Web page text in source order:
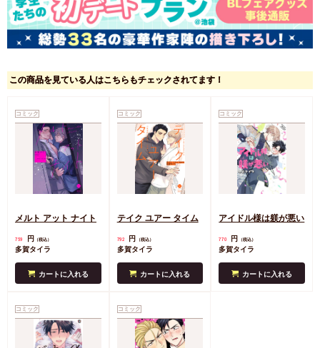
この商品を見ている人はこちらもチェックされてます！
コミック
メルト アット ナイト
759 円 （税込）
多賀タイラ
カートに入れる
コミック
テイク ユアー タイム
792 円 （税込）
多賀タイラ
カートに入れる
コミック
アイドル様は躾が悪い
770 円 （税込）
多賀タイラ
カートに入れる
コミック コミック